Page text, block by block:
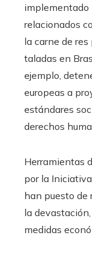
implementado
relacionados
la carne de
taladas en
ejemplo,
europeas a
estándares
derechos
Herramientas
por la
han puesto de
la
medidas